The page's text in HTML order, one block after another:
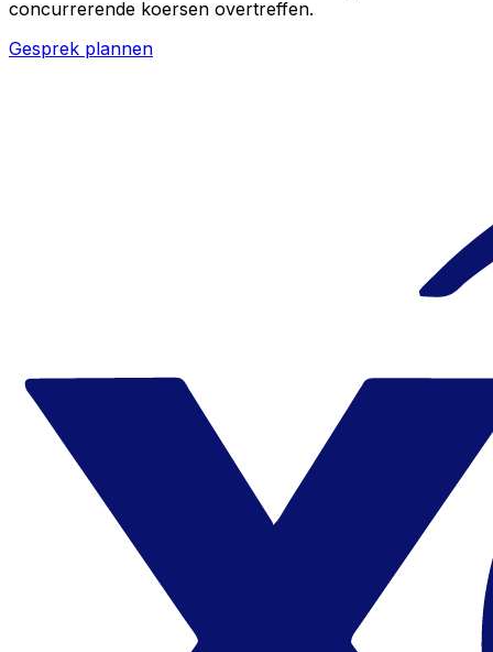
concurrerende koersen overtreffen.
Gesprek plannen